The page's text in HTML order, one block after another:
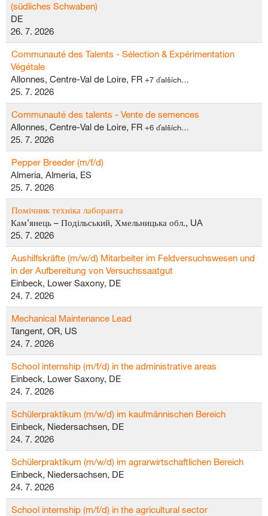
(südliches Schwaben)
DE
26. 7. 2026
Communauté des Talents - Sélection & Expérimentation
Végétale
Allonnes, Centre-Val de Loire, FR +7 ďalších…
25. 7. 2026
Communauté des talents - Vente de semences
Allonnes, Centre-Val de Loire, FR +6 ďalších…
25. 7. 2026
Pepper Breeder (m/f/d)
Almeria, Almeria, ES
25. 7. 2026
Помічник техніка лаборанта
Кам’янець – Подільський, Хмельницька обл., UA
25. 7. 2026
Aushilfskräfte (m/w/d) Mitarbeiter im Feldversuchswesen und
in der Aufbereitung von Versuchssaatgut
Einbeck, Lower Saxony, DE
24. 7. 2026
Mechanical Maintenance Lead
Tangent, OR, US
24. 7. 2026
School internship (m/f/d) in the administrative areas
Einbeck, Lower Saxony, DE
24. 7. 2026
Schülerpraktikum (m/w/d) im kaufmännischen Bereich
Einbeck, Niedersachsen, DE
24. 7. 2026
Schülerpraktikum (m/w/d) im agrarwirtschaftlichen Bereich
Einbeck, Niedersachsen, DE
24. 7. 2026
School internship (m/f/d) in the agricultural sector